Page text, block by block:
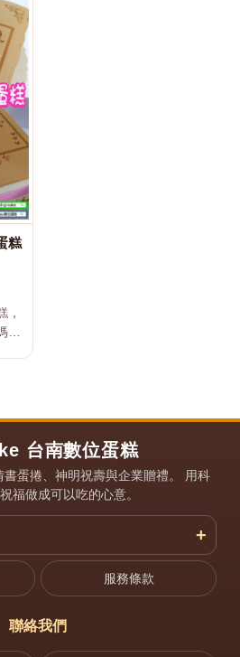
糕
，
為
台南數位蛋糕
蛋捲、神明祝壽與企業贈禮。 用科
福做成可以吃的心意。
服務條款
聯絡我們